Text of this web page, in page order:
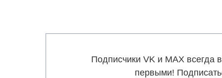
Подписчики VK и MAX всегда
первыми!